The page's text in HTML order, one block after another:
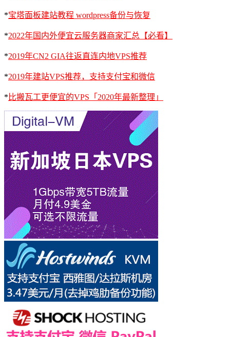
*宝塔面板建站教程 wordpress备份与恢复
*2022年国内外便宜云服务器商家汇总【必看】
*2019年CN2 GIA往返直连内地VPS推荐
*2019年建站VPS推荐，支持支付宝和微信
* 比搬瓦工更便宜的VPS「2020年最新整理」